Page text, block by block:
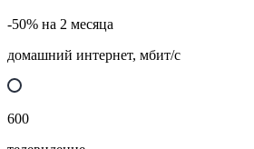
-50% на 2 месяца
домашний интернет, мбит/с
600